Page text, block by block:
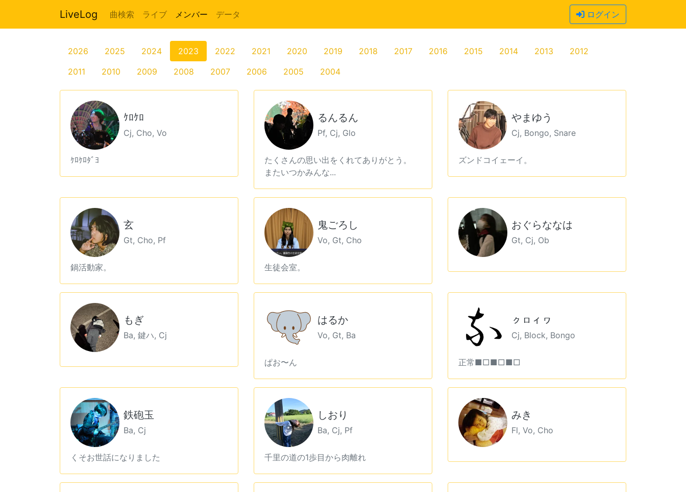
LiveLog 曲検索 ライブ メンバー データ ログイン
2026 2025 2024 2023 2022 2021 2020 2019 2018 2017 2016 2015 2014 2013
2012
2011
2010 2009 2008 2007 2006 2005 2004
ｹﾛｹﾛ
Cj, Cho, Vo
ｹﾛｹﾛﾀﾞﾖ
るんるん
Pf, Cj, Glo
たくさんの思い出をくれてありがとう。
またいつかみんな...
やまゆう
Cj, Bongo, Snare
ズンドコイェーイ。
玄
Gt, Cho, Pf
鍋活動家。
鬼ごろし
Vo, Gt, Cho
生徒会室。
おぐらななは
Gt, Cj, Ob
もぎ
Ba, 鍵ハ, Cj
はるか
Vo, Gt, Ba
ぱお〜ん
ㇰㇿィヮ
Cj, Block, Bongo
正常■□■□■□
鉄砲玉
Ba, Cj
くそお世話になりました
しおり
Ba, Cj, Pf
千里の道の1歩目から肉離れ
みき
Fl, Vo, Cho